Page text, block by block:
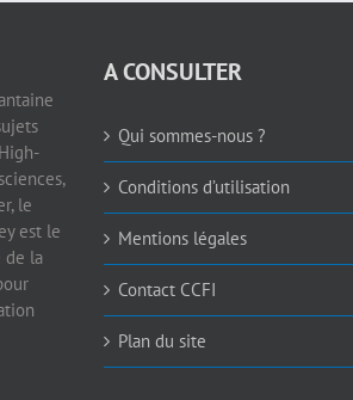
le
est le
de la
A CONSULTER
Qui sommes-nous ?
Conditions d’utilisation
Mentions légales
Contact CCFI
Plan du site